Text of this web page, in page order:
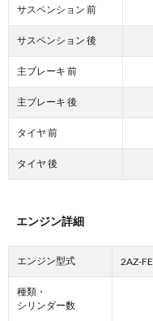
サスペンション 前
サスペンション 後
主ブレーキ 前
主ブレーキ 後
タイヤ 前
タイヤ 後
エンジン詳細
エンジン型式 2AZ-FE
種類・
シリンダー数